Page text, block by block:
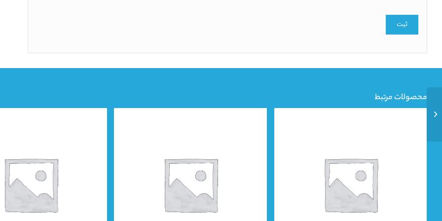
محصولات مرتبط
شناور مدل 4SDM 8/17